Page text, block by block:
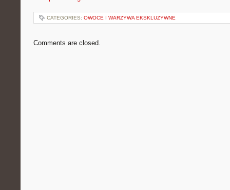
CATEGORIES: OWOCE I WARZYWA EKSKLUZYWNE
Comments are closed.